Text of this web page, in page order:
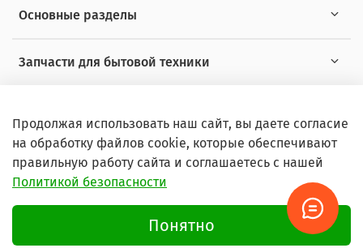
Основные разделы
Запчасти для бытовой техники
© 2026 Любое использование контента без письменного
Продолжая использовать наш сайт, вы даете согласие
на обработку файлов cookie, которые обеспечивают
правильную работу сайта и соглашаетесь с нашей
Политикой безопасности
Понятно